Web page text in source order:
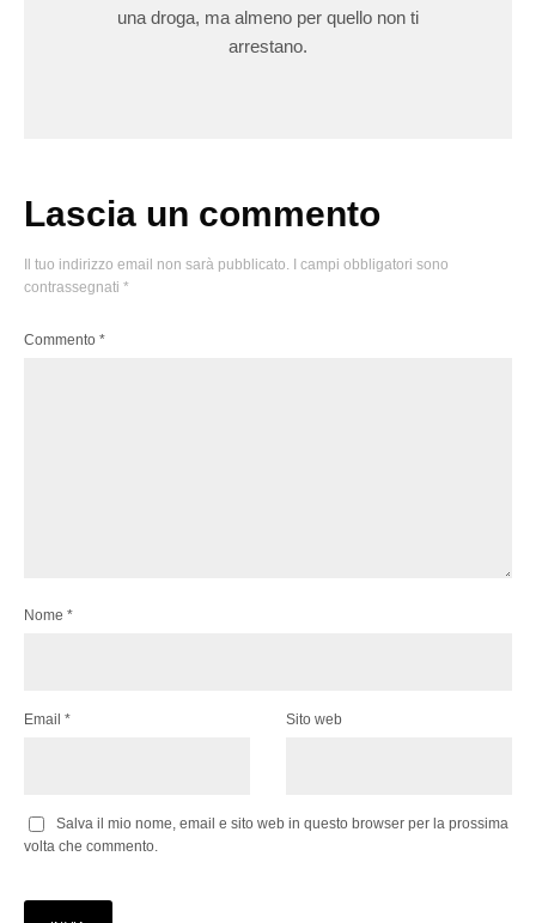
una droga, ma almeno per quello non ti
arrestano.
Lascia un commento
Il tuo indirizzo email non sarà pubblicato. I campi obbligatori sono
contrassegnati *
Commento *
Nome *
Email * Sito web
Salva il mio nome, email e sito web in questo browser per la prossima
volta che commento.